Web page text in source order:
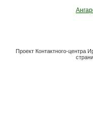
Проект Контактного-центра